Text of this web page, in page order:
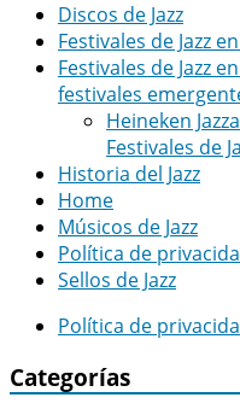
Discos de Jazz
Festivales de Jazz
Festivales de Jazz
festivales
Heineken
Festivales de
Historia del Jazz
Home
Músicos de Jazz
Política de
Sellos de Jazz
Política de
Categorías